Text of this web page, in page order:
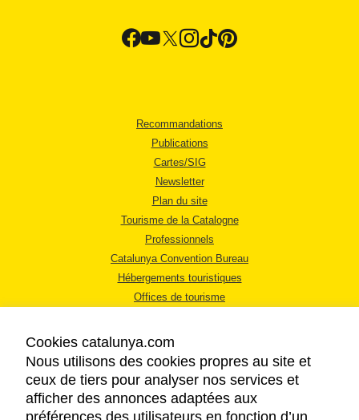
Recommandations
Publications
Cartes/SIG
Newsletter
Plan du site
Tourisme de la Catalogne
Professionnels
Catalunya Convention Bureau
Hébergements touristiques
Offices de tourisme
MENTIONS LÉGALES
Cookies catalunya.com
Nous utilisons des cookies propres au site et
ceux de tiers pour analyser nos services et
afficher des annonces adaptées aux
préférences des utilisateurs en fonction d’un